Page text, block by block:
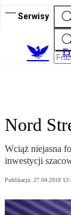
Serwisy
E
Nord
Wciąż niejasna
inwestycji
Publikacja: 27.04.2018